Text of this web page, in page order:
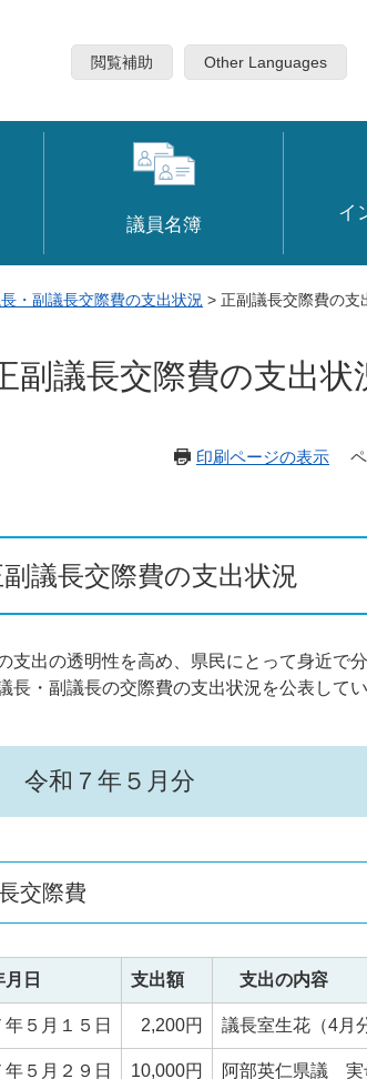
閲覧補助 Other Languages
議員名簿
イ
・副議長交際費の支出状況 > 正副議長交際費の支
副議長交際費の支出状
印刷ページの表示
議長交際費の支出状況
支出の透明性を高め、県民にとって身近で
長・副議長の交際費の支出状況を公表してい
和７年５月分
交際費
日 支出額 支出の内容
年５月１５日 2,200円 議長室生花（4月
年５月２９日 10,000円 阿部英仁県議 実